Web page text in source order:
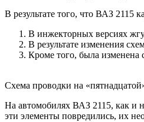
В результате того, что ВАЗ 2115
В инжекторных версиях
В результате изменения
Кроме того, была изменена
Схема проводки на
На автомобилях ВАЗ 2115, как и
эти элементы повредились, их